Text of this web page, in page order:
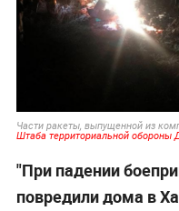
Части ракеты, выпущенной из
Штаба территориальной обороны
"При падении
повредили дома в